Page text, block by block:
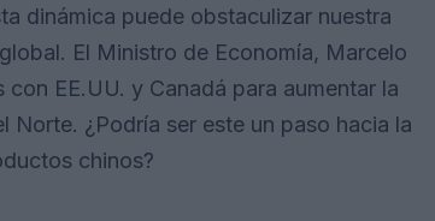
dinámica puede obstaculizar nuestra
El Ministro de Economía, Marcelo
EE.UU. y Canadá para aumentar la
¿Podría ser este un paso hacia la
chinos?